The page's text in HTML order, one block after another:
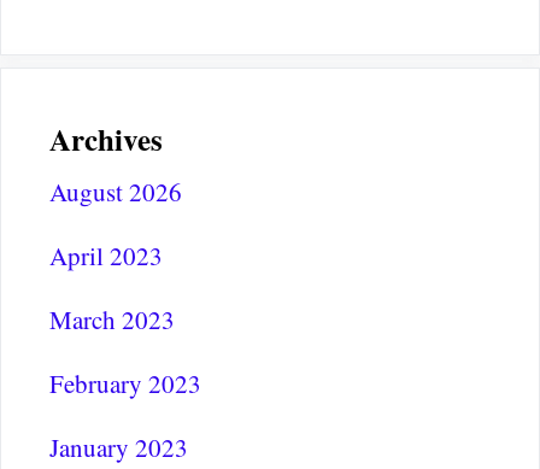
Archives
August 2026
April 2023
March 2023
February 2023
January 2023